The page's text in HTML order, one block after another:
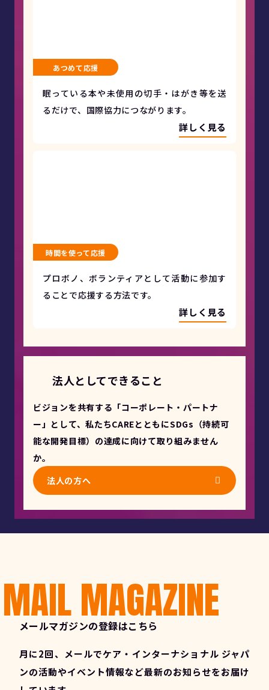
あつめて応援
眠っている本や未使用の切手・はがき等を送
るだけで、国際協力につながります。
詳しく見る
時間を使って応援
プロボノ、ボランティアとして活動に参加す
ることで応援する方法です。
詳しく見る
法人としてできること
ビジョンを共有する「コーポレート・パートナ
ー」として、私たちCAREとともにSDGs（持続可
能な開発目標）の達成に向けて取り組みません
か。
法人の方へ
MAIL MAGAZINE
メールマガジンの登録はこちら
月に2回、メールでケア・インターナショナル ジャパ
ンの活動やイベント情報など最新のお知らせをお届け